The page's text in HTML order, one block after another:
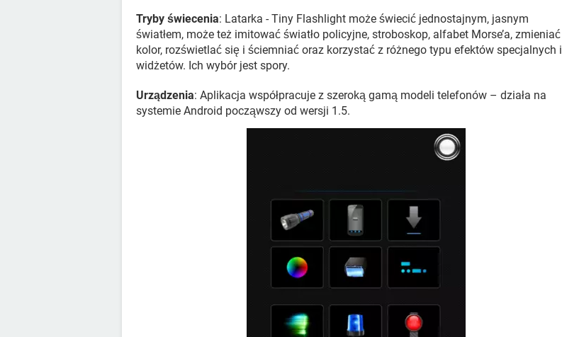
Tryby świecenia: Latarka - Tiny Flashlight może świecić jednostajnym, jasnym
światłem, może też imitować światło policyjne, stroboskop, alfabet Morse’a, zmieniać
kolor, rozświetlać się i ściemniać oraz korzystać z różnego typu efektów specjalnych i
widżetów. Ich wybór jest spory.
Urządzenia: Aplikacja współpracuje z szeroką gamą modeli telefonów – działa na
systemie Android począwszy od wersji 1.5.